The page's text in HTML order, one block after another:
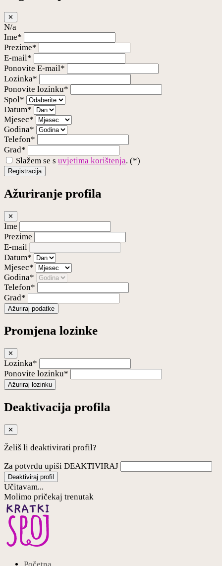
✕
N/a
Ime*
Prezime*
E-mail*
Ponovite E-mail*
Lozinka*
Ponovite lozinku*
Spol*
Datum*
Mjesec*
Godina*
Telefon*
Grad*
Slažem se s uvjetima korištenja. (*)
Registracija
Ažuriranje profila
✕
Ime
Prezime
E-mail
Datum*
Mjesec*
Godina*
Telefon*
Grad*
Ažuriraj podatke
Promjena lozinke
✕
Lozinka*
Ponovite lozinku*
Ažuriraj lozinku
Deaktivacija profila
✕
Želiš li deaktivirati profil?
Za potvrdu upiši DEAKTIVIRAJ
Deaktiviraj profil
Učitavam...
Molimo pričekaj trenutak